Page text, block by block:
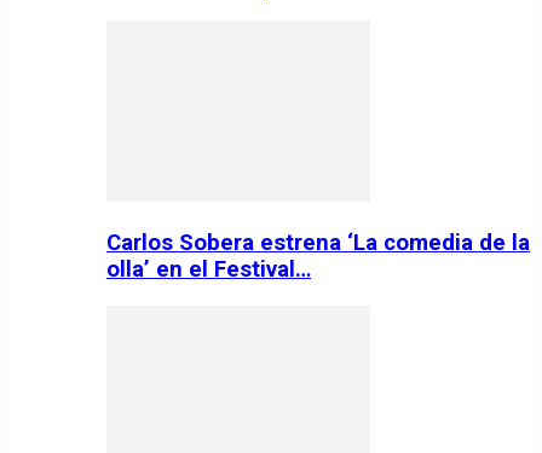
Carlos Sobera estrena ‘La comedia de la
olla’ en el Festival…